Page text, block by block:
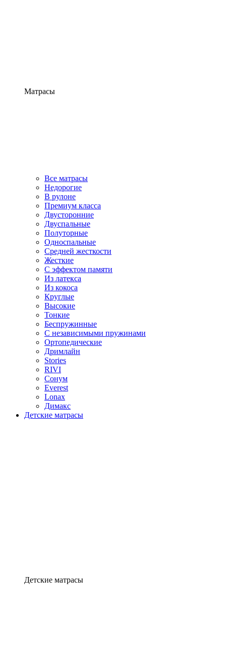
Матрасы
Все матрасы
Недорогие
В рулоне
Премиум класса
Двусторонние
Двуспальные
Полуторные
Односпальные
Средней жесткости
Жесткие
С эффектом памяти
Из латекса
Из кокоса
Круглые
Высокие
Тонкие
Беспружинные
С независимыми пружинами
Ортопедические
Дримлайн
Stories
RIVI
Сонум
Everest
Lonax
Димакс
Детские матрасы
Детские матрасы